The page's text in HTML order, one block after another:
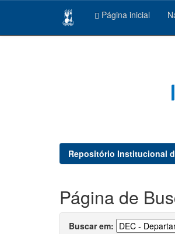
Página inicial
Repositório Institucional
Página de
Buscar em: